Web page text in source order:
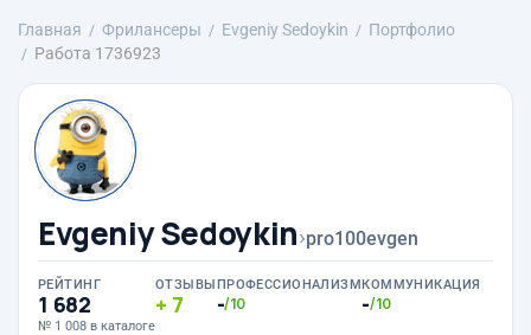
Главная Фрилансеры Evgeniy Sedoykin
Портфолио
Работа 1736923
Evgeniy Sedoykin›pro100evgen
РЕЙТИНГ
1 682
№ 1 008 в каталоге
ОТЗЫВЫ
7
ПРОФЕССИОНАЛИЗМ
-/10
КОММУНИКАЦИЯ
-/10